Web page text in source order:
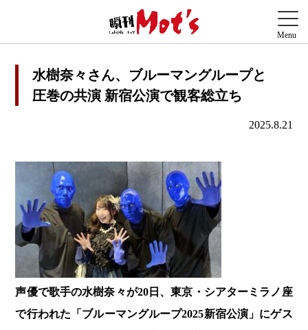
水樹奈々さん、ブルーマングループと
圧巻の共演 新宿公演で観客総立ち
2025.8.21
声優で歌手の水樹奈々が20日、東京・シアターミラノ座
で行われた「ブルーマングループ2025新宿公演」にゲス